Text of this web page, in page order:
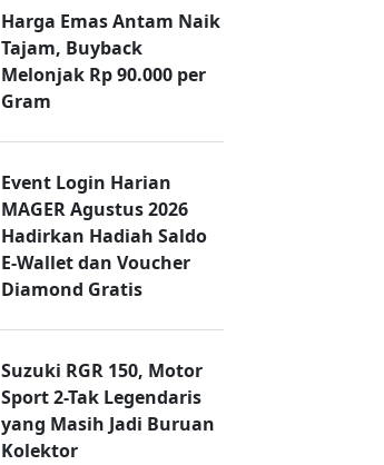
Harga Emas Antam Naik
Tajam, Buyback
Melonjak Rp 90.000 per
Gram
Event Login Harian
MAGER Agustus 2026
Hadirkan Hadiah Saldo
E-Wallet dan Voucher
Diamond Gratis
Suzuki RGR 150, Motor
Sport 2-Tak Legendaris
yang Masih Jadi Buruan
Kolektor